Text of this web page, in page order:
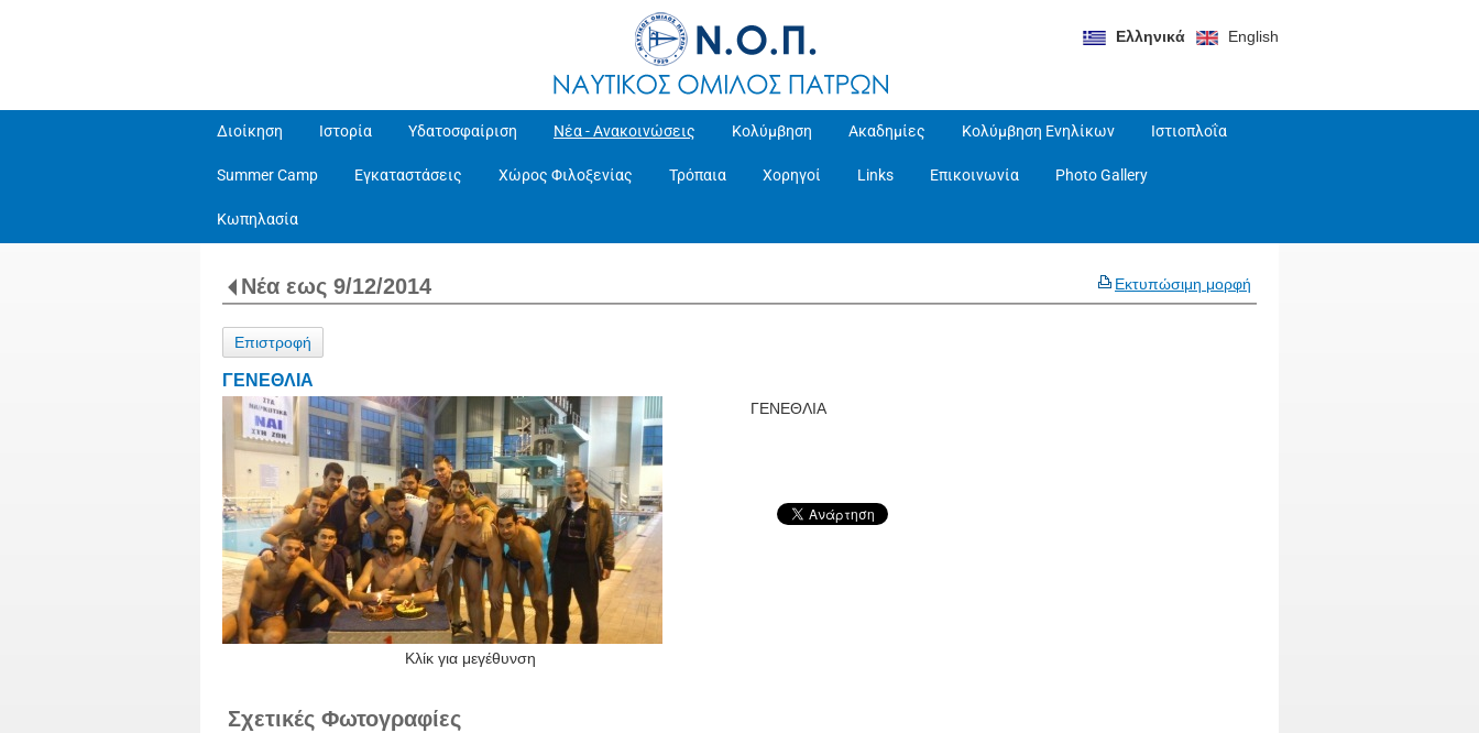
Ελληνικά English
Διοίκηση Ιστορία Υδατοσφαίριση Νέα - Ανακοινώσεις Κολύμβηση Ακαδημίες Κολύμβηση Ενηλίκων Ιστιοπλοΐα
Summer Camp Εγκαταστάσεις Χώρος Φιλοξενίας Τρόπαια Χορηγοί Links Επικοινωνία Photo Gallery
Κωπηλασία
Εκτυπώσιμη μορφή
Νέα εως 9/12/2014
Επιστροφή
ΓΕΝΕΘΛΙΑ
Κλίκ για μεγέθυνση
ΓΕΝΕΘΛΙΑ
Σχετικές Φωτογραφίες